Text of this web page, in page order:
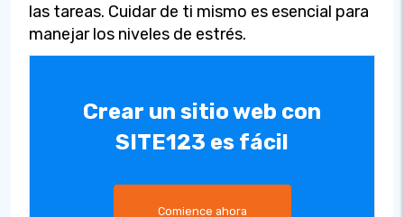
las tareas. Cuidar de ti mismo es esencial para
manejar los niveles de estrés.
Crear un sitio web con
SITE123 es fácil
Comience ahora